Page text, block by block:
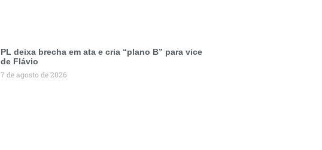
PL deixa brecha em ata e cria “plano B” para vice
de Flávio
7 de agosto de 2026